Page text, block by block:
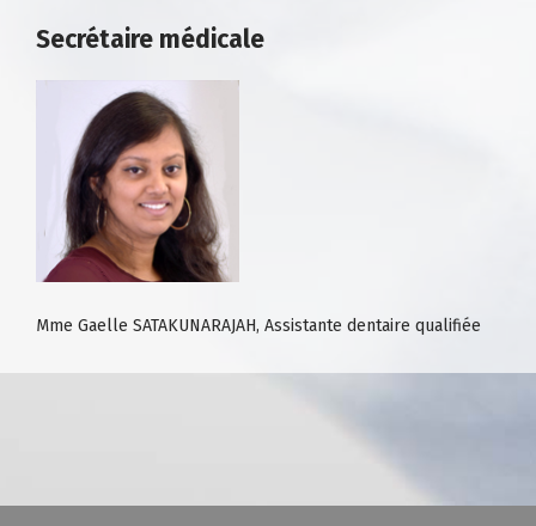
Secrétaire médicale
Mme Gaelle SATAKUNARAJAH, Assistante dentaire qualifiée